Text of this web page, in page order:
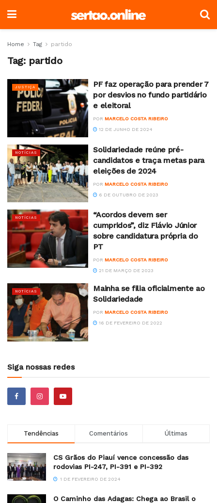
Home Tag partido
Tag: partido
JUSTIÇA
PF faz operação para prender 7
por desvios no fundo partidário
e eleitoral
POR MARCELO COSTA RIBEIRO
12 DE JUNHO DE 2024
NOTÍCIAS
Solidariedade reúne pré-
candidatos e traça metas para
eleições de 2024
POR MARCELO COSTA RIBEIRO
6 DE OUTUBRO DE 2023
NOTÍCIAS
“Acordos devem ser
cumpridos”, diz Flávio Júnior
sobre candidatura própria do
PT
POR MARCELO COSTA RIBEIRO
21 DE MARÇO DE 2023
NOTÍCIAS
Mainha se filia oficialmente ao
Solidariedade
POR MARCELO COSTA RIBEIRO
16 DE FEVEREIRO DE 2022
Siga nossas redes
Tendências Comentários Últimas
CS Grãos do Piauí vence concessão das
rodovias PI-247, PI-391 e PI-392
1 DE FEVEREIRO DE 2024
O Caminho das Adagas: Chega ao Brasil o